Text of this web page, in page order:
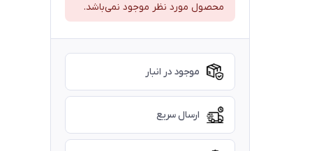
محصول مورد نظر موجود نمی‌باشد.
موجود در انبار
ارسال سریع